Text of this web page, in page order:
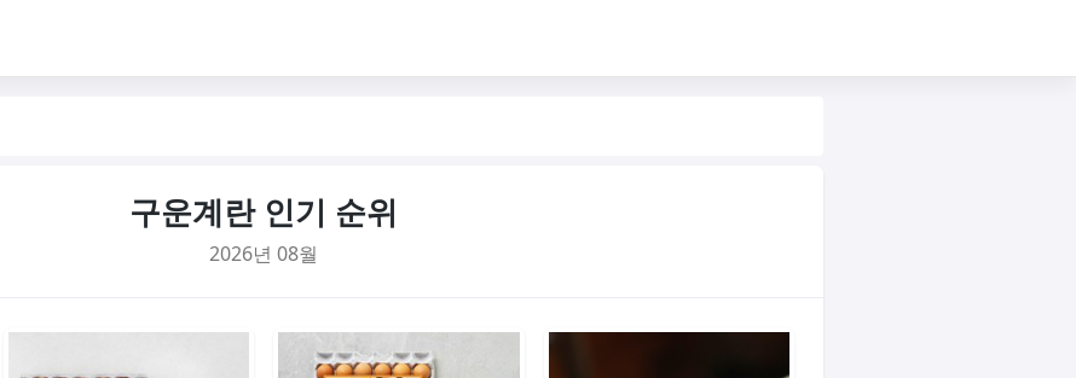
구운계란 인기 순위
2026년 08월